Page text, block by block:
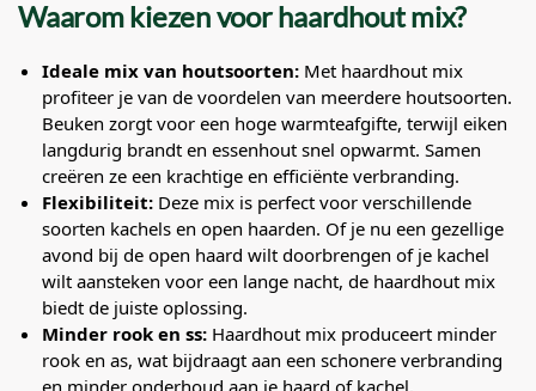
Waarom kiezen voor haardhout mix?
Ideale mix van houtsoorten: Met haardhout mix
profiteer je van de voordelen van meerdere houtsoorten.
Beuken zorgt voor een hoge warmteafgifte, terwijl eiken
langdurig brandt en essenhout snel opwarmt. Samen
creëren ze een krachtige en efficiënte verbranding.
Flexibiliteit: Deze mix is perfect voor verschillende
soorten kachels en open haarden. Of je nu een gezellige
avond bij de open haard wilt doorbrengen of je kachel
wilt aansteken voor een lange nacht, de haardhout mix
biedt de juiste oplossing.
Minder rook en ss: Haardhout mix produceert minder
rook en as, wat bijdraagt aan een schonere verbranding
en minder onderhoud aan je haard of kachel.